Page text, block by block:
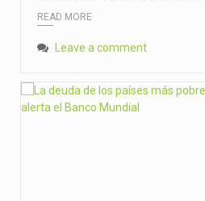
READ MORE
Leave a comment